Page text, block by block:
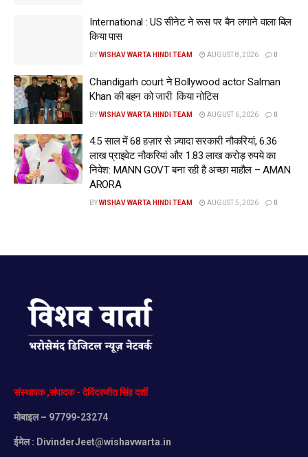
International : US सीनेट ने रूस पर बैन लगाने वाला बिल
किया पास
BYWISHAV WARTA HINDI TEAM AUGUST 8, 2026 0
Chandigarh court ने Bollywood actor Salman
Khan की बहन को जारी किया नोटिस
BYWISHAV WARTA HINDI TEAM AUGUST 6, 2026 0
4.5 साल में 68 हज़ार से ज़्यादा सरकारी नौकरियां, 6.36
लाख प्राइवेट नौकरियां और 1.83 लाख करोड़ रुपये का
निवेश: MANN GOVT बना रही है अच्छा माहौल – AMAN
ARORA
BYWISHAV WARTA HINDI TEAM AUGUST 5, 2026 0
संस्थापक,संपादक-देविंदरजीतसिंहदर्शी
मोबाइल– 97799-23274
ईमेल : DivinderJeet@wishavwarta.in